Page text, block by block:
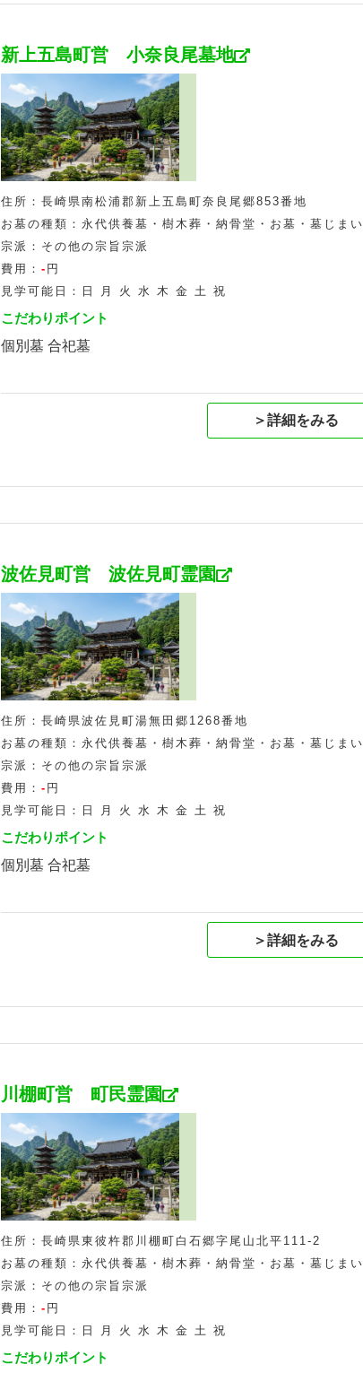
新上五島町営 小奈良尾墓地
住所：長崎県南松浦郡新上五島町奈良尾郷853番地
お墓の種類：永代供養墓・樹木葬・納骨堂・お墓・墓じまい
宗派：その他の宗旨宗派
費用： - 円
見学可能日：日 月 火 水 木 金 土 祝
こだわりポイント
個別墓 合祀墓
＞詳細をみる
波佐見町営 波佐見町霊園
住所：長崎県波佐見町湯無田郷1268番地
お墓の種類：永代供養墓・樹木葬・納骨堂・お墓・墓じまい
宗派：その他の宗旨宗派
費用： - 円
見学可能日：日 月 火 水 木 金 土 祝
こだわりポイント
個別墓 合祀墓
＞詳細をみる
川棚町営 町民霊園
住所：長崎県東彼杵郡川棚町白石郷字尾山北平111-2
お墓の種類：永代供養墓・樹木葬・納骨堂・お墓・墓じまい
宗派：その他の宗旨宗派
費用： - 円
見学可能日：日 月 火 水 木 金 土 祝
こだわりポイント